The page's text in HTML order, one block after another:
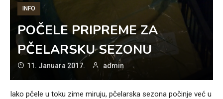
INFO
POČELE PRIPREME ZA
PČELARSKU SEZONU
11. Januara 2017. admin
Iako pčele u toku zime miruju, pčelarska sezona počinje već u